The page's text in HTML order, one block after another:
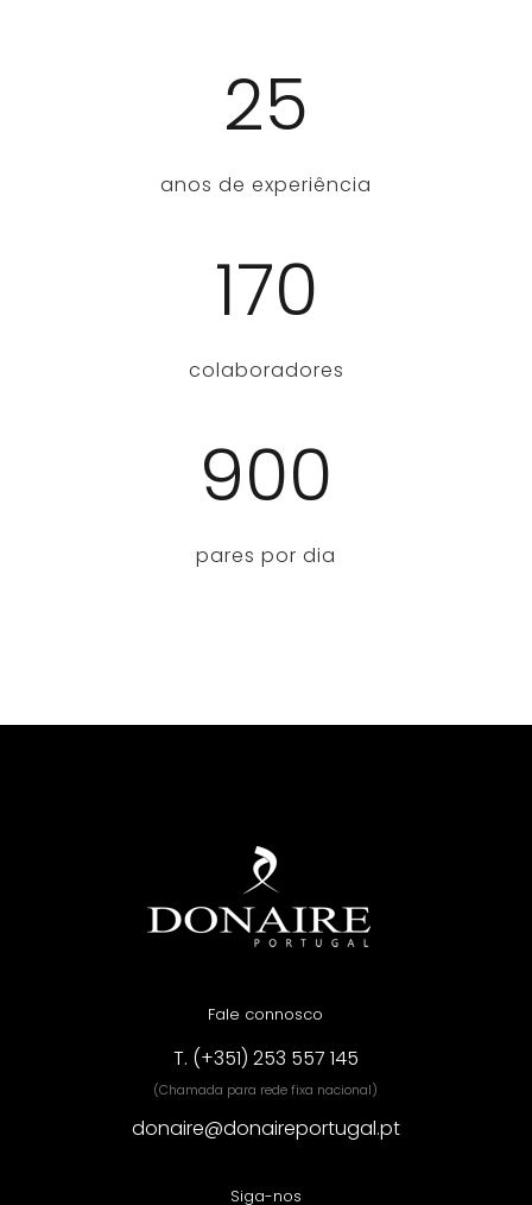
25
anos de experiência
170
colaboradores
900
pares por dia
Fale connosco
T. (+351) 253 557 145
(Chamada para rede fixa nacional)
donaire@donaireportugal.pt
Siga-nos